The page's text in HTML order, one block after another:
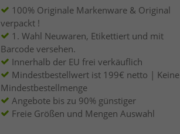
100% Originale Markenware & Original
verpackt !
1. Wahl Neuwaren, Etikettiert und mit
Barcode versehen.
Innerhalb der EU frei verkäuflich
Mindestbestellwert ist 199€ netto | Keine
Mindestbestellmenge
Angebote bis zu 90% günstiger
Freie Größen und Mengen Auswahl